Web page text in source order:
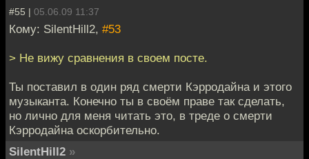
#55 | 05.06.09 11:37
Кому: SilentHill2, #53
> Не вижу сравнения в своем посте.
Ты поставил в один ряд смерти Кэрродайна и этого
музыканта. Конечно ты в своём праве так сделать,
но лично для меня читать это, в треде о смерти
Кэрродайна оскорбительно.
SilentHill2 »